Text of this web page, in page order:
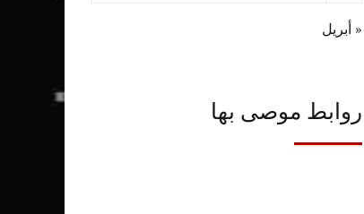
« أبريل
روابط موصى بها